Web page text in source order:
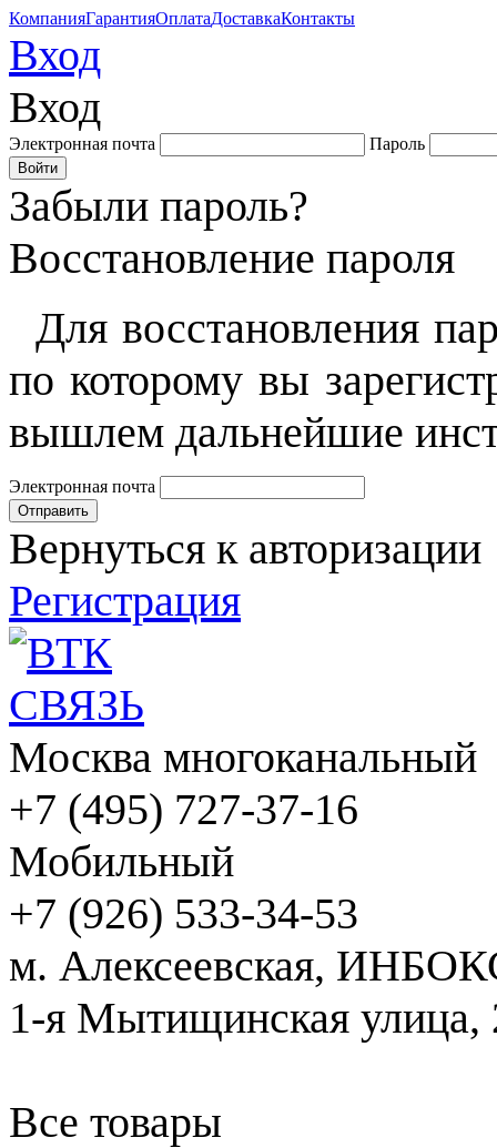
КомпанияГарантияОплатаДоставкаКонтакты
Вход
Вход
Электронная почта Пароль
Забыли пароль?
Восстановление пароля
Для восстановления
по которому вы
вышлем дальнейшие
Электронная почта
Вернуться к авторизации
Регистрация
Москва многоканальный
+7 (495) 727-37-16
Мобильный
+7 (926) 533-34-53
м. Алексеевская,
1-я Мытищинская улица,
Все товары